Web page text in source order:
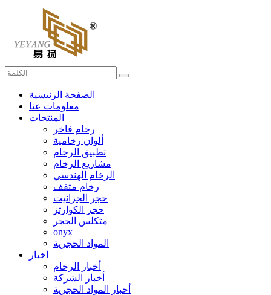
الصفحة الرئيسية
معلومات عنا
المنتجات
رخام فاخر
ألوان رخامية
تطبيق الرخام
مشاريع الرخام
الرخام الهندسي
رخام مثقف
حجر الجرانيت
حجر الكوارتز
متكلس الحجر
onyx
المواد الحجرية
اخبار
أخبار الرخام
أخبار الشركة
أخبار المواد الحجرية